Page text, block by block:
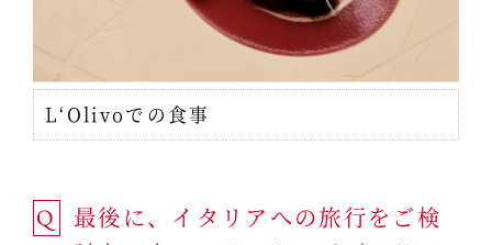
L‘Olivoでの食事
Q
最後に、イタリアへの旅行をご検